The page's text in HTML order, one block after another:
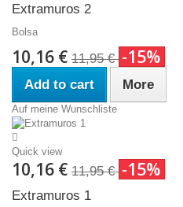
Extramuros 2
Bolsa
10,16 € 11,95 € -15%
Add to cart More
Auf meine Wunschliste
Quick view
10,16 € 11,95 € -15%
Extramuros 1